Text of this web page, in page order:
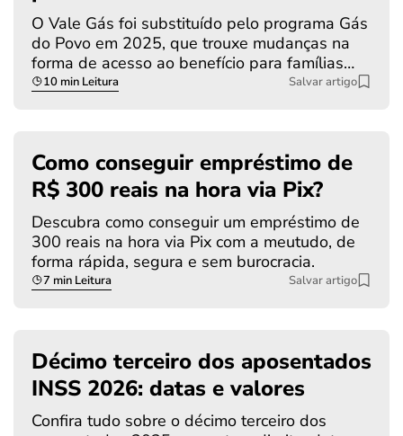
O Vale Gás foi substituído pelo programa Gás
do Povo em 2025, que trouxe mudanças na
forma de acesso ao benefício para famílias…
10 min Leitura Salvar artigo
Como conseguir empréstimo de
R$ 300 reais na hora via Pix?
Descubra como conseguir um empréstimo de
300 reais na hora via Pix com a meutudo, de
forma rápida, segura e sem burocracia.
7 min Leitura Salvar artigo
Décimo terceiro dos aposentados
INSS 2026: datas e valores
Confira tudo sobre o décimo terceiro dos